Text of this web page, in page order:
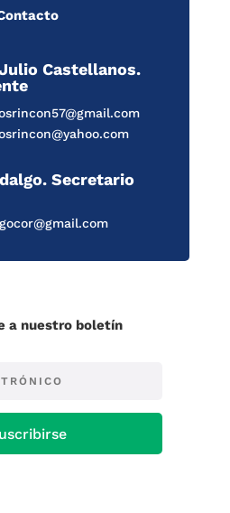
Castellanos.
Secretario
a nuestro boletín